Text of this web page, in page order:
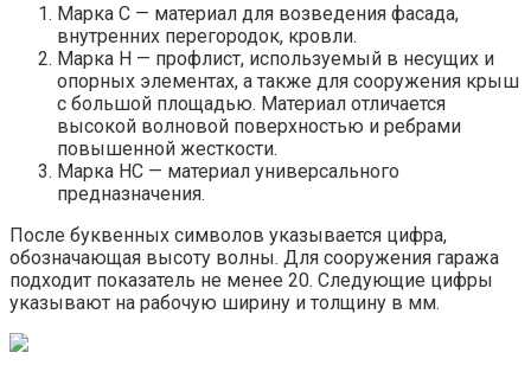
Марка С — материал для возведения фасада,
внутренних перегородок, кровли.
Марка Н — профлист, используемый в несущих и
опорных элементах, а также для сооружения крыш
с большой площадью. Материал отличается
высокой волновой поверхностью и ребрами
повышенной жесткости.
Марка НС — материал универсального
предназначения.
После буквенных символов указывается цифра,
обозначающая высоту волны. Для сооружения гаража
подходит показатель не менее 20. Следующие цифры
указывают на рабочую ширину и толщину в мм.